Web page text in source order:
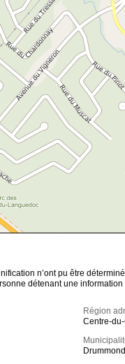
n’ont pu être
détenant une
Région
Centre-
Drummond